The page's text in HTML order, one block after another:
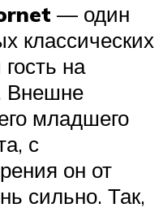
— один
классических
на
Внешне
младшего
с
он от
сильно. Так,